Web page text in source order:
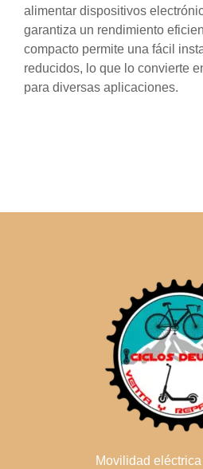
alimentar dispositivos
garantiza un rendimiento
compacto permite una fácil
reducidos, lo que lo convierte
para diversas aplicaciones.
Movilidad